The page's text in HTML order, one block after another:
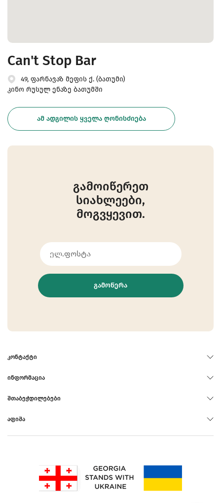
Can't Stop Bar
49, ფარნავაზ მეფის ქ. (ბათუმი)
კინო რუსულ ენაზე ბათუმში
ᲐᲛ ᲐᲓᲒᲘᲚᲘᲡ ᲧᲕᲔᲚᲐ ᲦᲝᲜᲘᲡᲫᲘᲔᲑᲐ
გამოიწერეთ
სიახლეები,
მოგვყევით.
ᲒᲐᲛᲝᲬᲔᲠᲐ
ᲙᲝᲜᲢᲐᲥᲢᲘ
ᲘᲜᲤᲝᲠᲛᲐᲪᲘᲐ
ᲨᲗᲐᲑᲔᲭᲓᲘᲚᲔᲑᲔᲑᲘ
ᲐᲤᲘᲨᲐ